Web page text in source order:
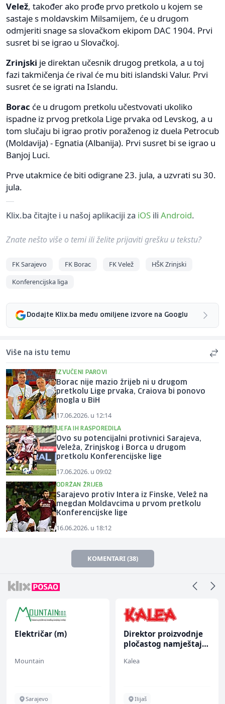
Velež, također ako prođe prvo pretkolo u kojem se
sastaje s moldavskim Milsamijem, će u drugom
odmjeriti snage sa slovačkom ekipom DAC 1904. Prvi
susret bi se igrao u Slovačkoj.
Zrinjski je direktan učesnik drugog pretkola, a u toj
fazi takmičenja će rival će mu biti islandski Valur. Prvi
susret će se igrati na Islandu.
Borac će u drugom pretkolu učestvovati ukoliko
ispadne iz prvog pretkola Lige prvaka od Levskog, a u
tom slučaju bi igrao protiv poraženog iz duela Petrocub
(Moldavija) - Egnatia (Albanija). Prvi susret bi se igrao u
Banjoj Luci.
Prve utakmice će biti odigrane 23. jula, a uzvrati su 30.
jula.
Klix.ba čitajte i u našoj aplikaciji za iOS ili Android.
Znate nešto više o temi ili želite prijaviti grešku u tekstu?
FK Sarajevo FK Borac FK Velež
HŠK Zrinjski
Konferencijska liga
Dodajte Klix.ba među omiljene izvore na Googlu
Više na istu temu
IZVUČENI PAROVI
Borac nije mazio žrijeb ni u drugom
pretkolu Lige prvaka, Craiova bi ponovo
mogla u BiH
17.06.2026. u 12:14
UEFA IH RASPOREDILA
Ovo su potencijalni protivnici Sarajeva,
Veleža, Zrinjskog i Borca u drugom
pretkolu Konferencijske lige
17.06.2026. u 09:02
ODRŽAN ŽRIJEB
Sarajevo protiv Intera iz Finske, Velež na
megdan Moldavcima u prvom pretkolu
Konferencijske lige
16.06.2026. u 18:12
KOMENTARI (38)
Električar (m)
Mountain
Sarajevo
Direktor proizvodnje
pločastog namještaja
Kalea
Ilijaš